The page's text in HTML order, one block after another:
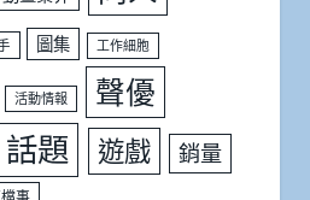
圖集 工作細胞
活動情報 聲優
話題 遊戲 銷量
事